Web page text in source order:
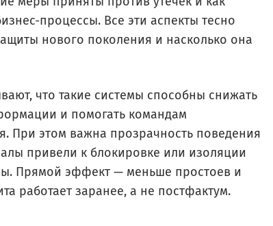
процессы. Все эти аспекты тесно
нового поколения и насколько она
что такие системы способны снижать
и помогать командам
При этом важна прозрачность поведения
привели к блокировке или изоляции
Прямой эффект — меньше простоев и
работает заранее, а не постфактум.